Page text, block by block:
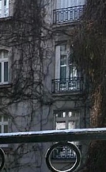
gam màu trẻ
là diện cùng
bật khi kết
đến cảm
diện.